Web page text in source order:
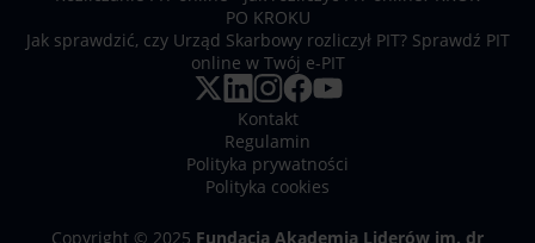
PO KROKU
Jak sprawdzić, czy Urząd Skarbowy rozliczył PIT? Sprawdź PIT
online w Twój e-PIT
Kontakt
Regulamin
Polityka prywatności
Polityka cookies
Copyright © 2025 Fundacja Akademia Liderów im. dr